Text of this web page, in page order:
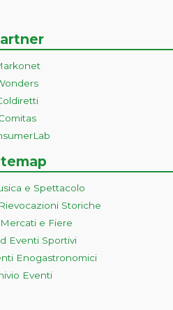
e Spettacolo
Storiche
e Fiere
Eventi Sportivi
Enogastronomici
Eventi